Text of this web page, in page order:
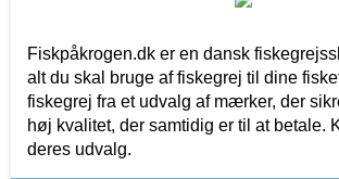
Fiskpåkrogen.dk er en dansk
alt du skal bruge af fiskegrej til dine
fiskegrej fra et udvalg af mærker, der
høj kvalitet, der samtidig er til at betale.
deres udvalg.